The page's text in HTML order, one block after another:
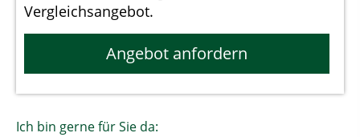
Vergleichsangebot.
Angebot anfordern
Ich bin gerne für Sie da: